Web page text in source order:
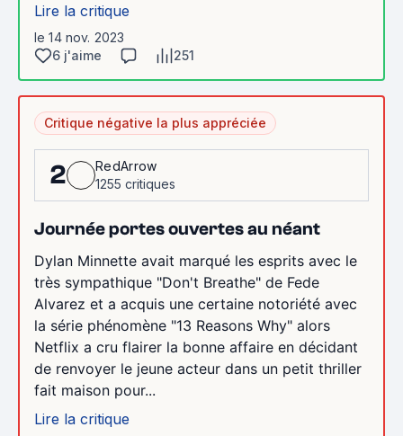
Lire la critique
le 14 nov. 2023
6 j'aime
251
Critique négative la plus appréciée
2
RedArrow
1255 critiques
Journée portes ouvertes au néant
Dylan Minnette avait marqué les esprits avec le
très sympathique "Don't Breathe" de Fede
Alvarez et a acquis une certaine notoriété avec
la série phénomène "13 Reasons Why" alors
Netflix a cru flairer la bonne affaire en décidant
de renvoyer le jeune acteur dans un petit thriller
fait maison pour...
Lire la critique